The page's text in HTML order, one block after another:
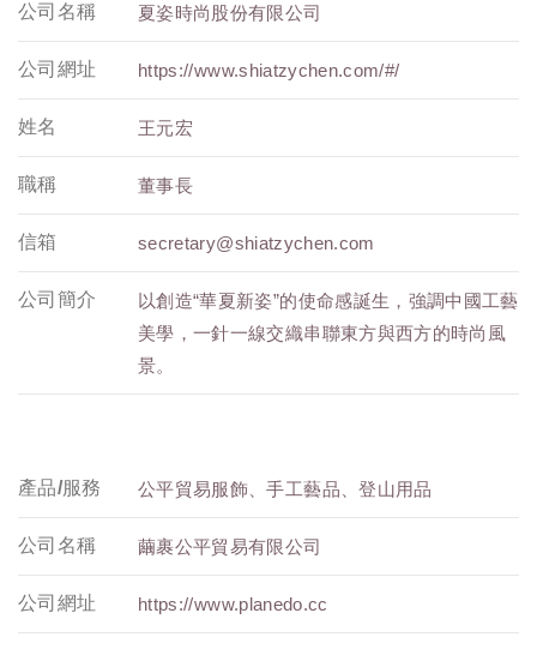
公司簡介
以創造“華夏新姿”的使命感誕生，強調中國工藝
美學，一針一線交織串聯東方與西方的時尚風
景。
姓名 王元宏
職稱 董事長
信箱 secretary@shiatzychen.com
公司名稱 夏姿時尚股份有限公司
公司網址 https://www.shiatzychen.com/#/
產品/服務 公平貿易服飾、手工藝品、登山用品
公司名稱 繭裹公平貿易有限公司
公司網址 https://www.planedo.cc